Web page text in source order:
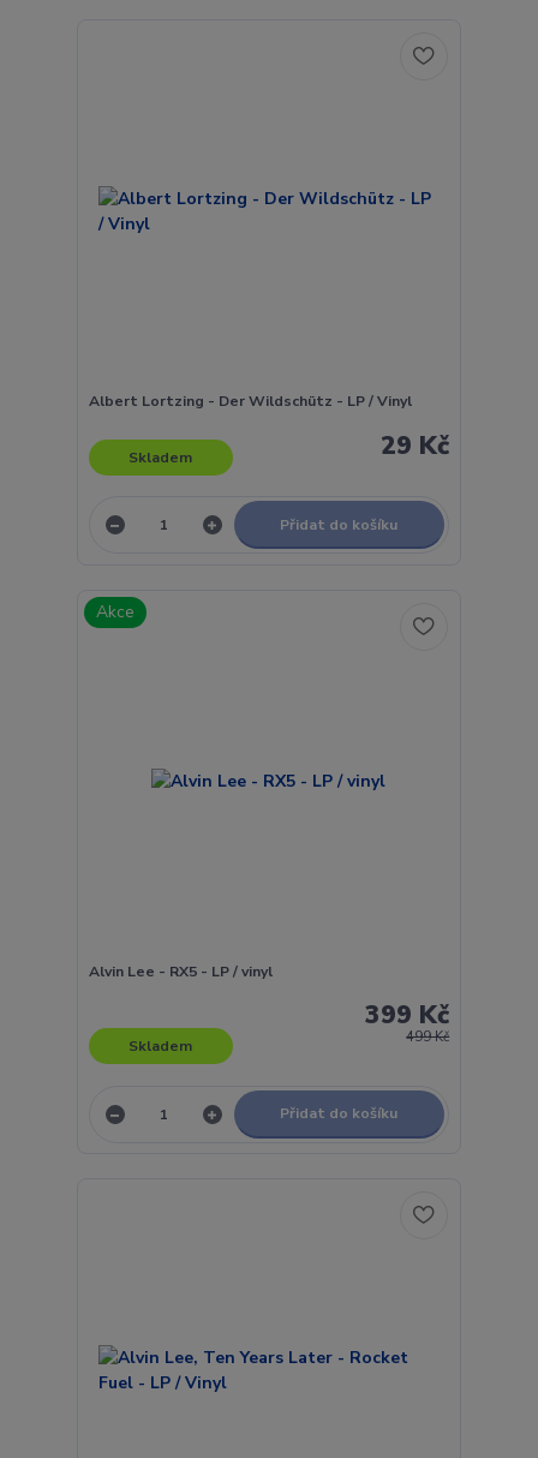
Albert Lortzing - Der Wildschütz - LP / Vinyl
29 Kč
Skladem
Přidat do košíku
Akce
Alvin Lee - RX5 - LP / vinyl
499 Kč
399 Kč
Skladem
Přidat do košíku